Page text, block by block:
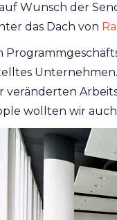
Wunsch der
das Dach von
Unternehmen.
veränderten
wollten wir auch